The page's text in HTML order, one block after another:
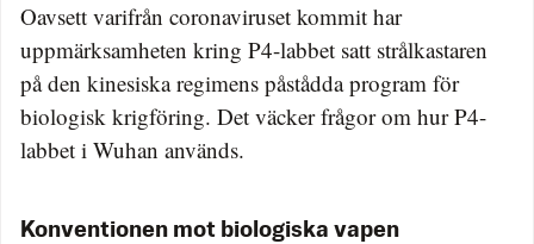
Oavsett varifrån coronaviruset kommit har
uppmärksamheten kring P4-labbet satt strålkastaren
på den kinesiska regimens påstådda program för
biologisk krigföring. Det väcker frågor om hur P4-
labbet i Wuhan används.
Konventionen mot biologiska vapen